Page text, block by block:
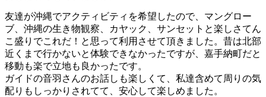
友達が沖縄でアクティビティを希望したので、マングロー
ブ、沖縄の生き物観察、カヤック、サンセットと楽しさてん
こ盛りでこれだ！と思って利用させて頂きました。昔は北部
近くまで行かないと体験できなかったですが、嘉手納町だと
移動も楽で立地も良かったです。
ガイドの音羽さんのお話しも楽しくて、私達含めて周りの気
配りもしっかりされてて、安心して楽しめました。